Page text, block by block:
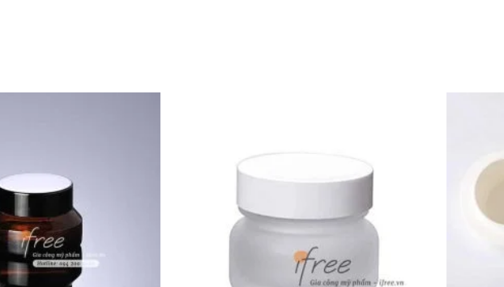
tự sang chiết mỹ phẩm khác sang để dùng trông đẹp và sang hơn.